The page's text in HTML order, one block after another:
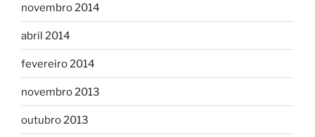
novembro 2014
abril 2014
fevereiro 2014
novembro 2013
outubro 2013